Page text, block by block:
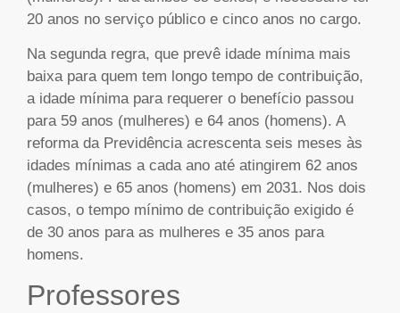
20 anos no serviço público e cinco anos no cargo.
Na segunda regra, que prevê idade mínima mais
baixa para quem tem longo tempo de contribuição,
a idade mínima para requerer o benefício passou
para 59 anos (mulheres) e 64 anos (homens). A
reforma da Previdência acrescenta seis meses às
idades mínimas a cada ano até atingirem 62 anos
(mulheres) e 65 anos (homens) em 2031. Nos dois
casos, o tempo mínimo de contribuição exigido é
de 30 anos para as mulheres e 35 anos para
homens.
Professores